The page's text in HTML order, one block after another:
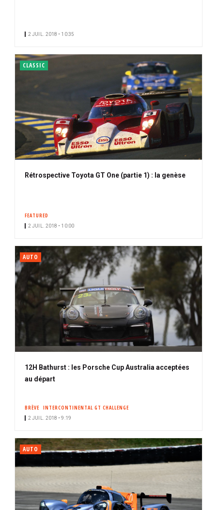
2 JUIL. 2018 • 10:35
CLASSIC
Rétrospective Toyota GT One (partie 1) : la genèse
FEATURED
2 JUIL. 2018 • 10:00
AUTO
12H Bathurst : les Porsche Cup Australia acceptées
au départ
BRÈVE INTERCONTINENTAL GT CHALLENGE
2 JUIL. 2018 • 9:19
AUTO